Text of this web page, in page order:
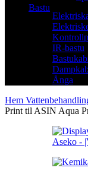
Bastu
IR-bastu
Ånga
Hem
Print til ASIN Aqua